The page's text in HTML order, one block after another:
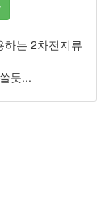
는 2차전지류
듯...